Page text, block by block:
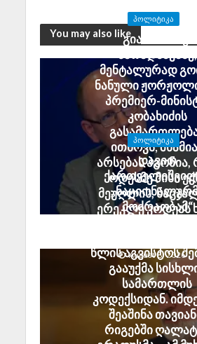
You may also like
ᲞᲝᲚᲘᲢᲘᲙᲐ
გია აბაშიძე:
მენტალურად
ნანული
პრემიერ-
კობახიძის
ითხოვს;
არსებას ჰგონია,
ოდესმე მისი
მეუღლის,
ერეკლე კოდუას
August 8, 2026
ᲞᲝᲚᲘᲢᲘᲙᲐ
დავით
მოძრაობამ“
წლის აგვისტოს
გააუქმა
სამართლის
კოდექსიდან.
შეაშინა
რიგებში